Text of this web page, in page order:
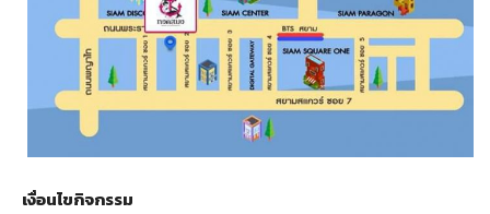
เงื่อนไขกิจกรรม